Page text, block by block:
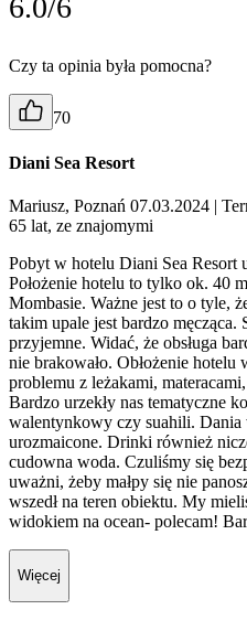
Czy ta opinia była pomocna?
70
Diani Sea Resort
Mariusz, Poznań 07.03.2024 |
65 lat, ze znajomymi
Pobyt w hotelu Diani Sea Resort
Położenie hotelu to tylko ok. 40
Mombasie. Ważne jest to o tyle,
takim upale jest bardzo męcząca.
przyjemne. Widać, że obsługa
nie brakowało. Obłożenie hotelu
problemu z leżakami,
Bardzo urzekły nas tematyczne
walentynkowy czy suahili. Dania
urozmaicone. Drinki również
cudowna woda. Czuliśmy się
uważni, żeby małpy się nie
wszedł na teren obiektu. My
widokiem na ocean- polecam!
Więcej